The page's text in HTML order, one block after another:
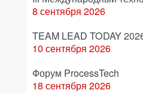
8 сентября 2026
TEAM LEAD TODAY
10 сентября 2026
Форум ProcessTech
18 сентября 2026